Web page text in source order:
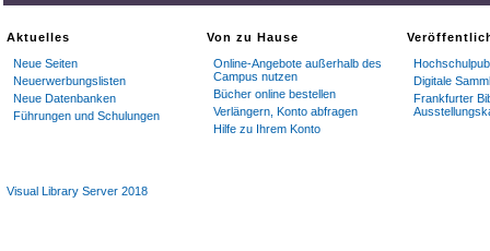
Aktuelles
Neue Seiten
Neuerwerbungslisten
Neue Datenbanken
Führungen und Schulungen
Von zu Hause
Online-Angebote außerhalb des
Campus nutzen
Bücher online bestellen
Verlängern, Konto abfragen
Hilfe zu Ihrem Konto
Digitale
Frankfurter
Visual Library Server 2018